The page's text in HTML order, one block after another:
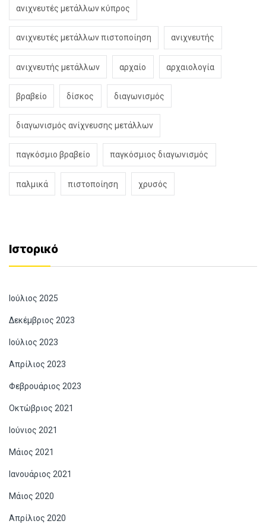
ανιχνευτές μετάλλων κύπρος
ανιχνευτές μετάλλων πιστοποίηση ανιχνευτής
ανιχνευτής μετάλλων αρχαίο αρχαιολογία
βραβείο δίσκος διαγωνισμός
διαγωνισμός ανίχνευσης μετάλλων
παγκόσμιο βραβείο παγκόσμιος διαγωνισμός
παλμικά πιστοποίηση χρυσός
Ιστορικό
Ιούλιος 2025
Δεκέμβριος 2023
Ιούλιος 2023
Απρίλιος 2023
Φεβρουάριος 2023
Οκτώβριος 2021
Ιούνιος 2021
Μάιος 2021
Ιανουάριος 2021
Μάιος 2020
Απρίλιος 2020